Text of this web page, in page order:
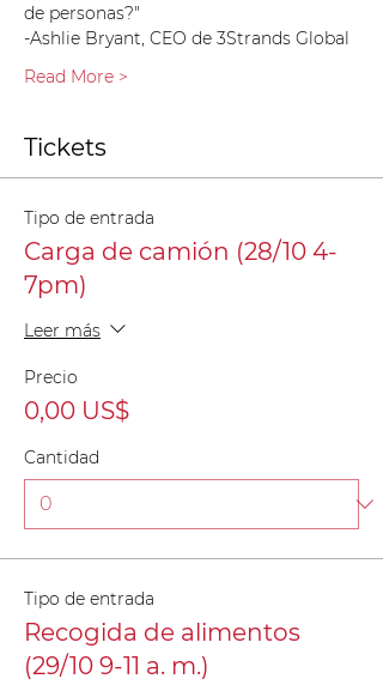
de personas?"
-Ashlie Bryant, CEO de 3Strands Global
Read More >
Tickets
Tipo de entrada
Carga de camión (28/10 4-
7pm)
Leer más
Precio
0,00 US$
Cantidad
Tipo de entrada
Recogida de alimentos
(29/10 9-11 a. m.)